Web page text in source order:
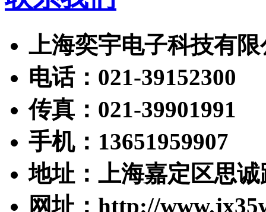
上海奕宇电子科技有限
电话：021-39152300
传真：021-39901991
手机：13651959907
地址：上海嘉定区思诚
网址：http://